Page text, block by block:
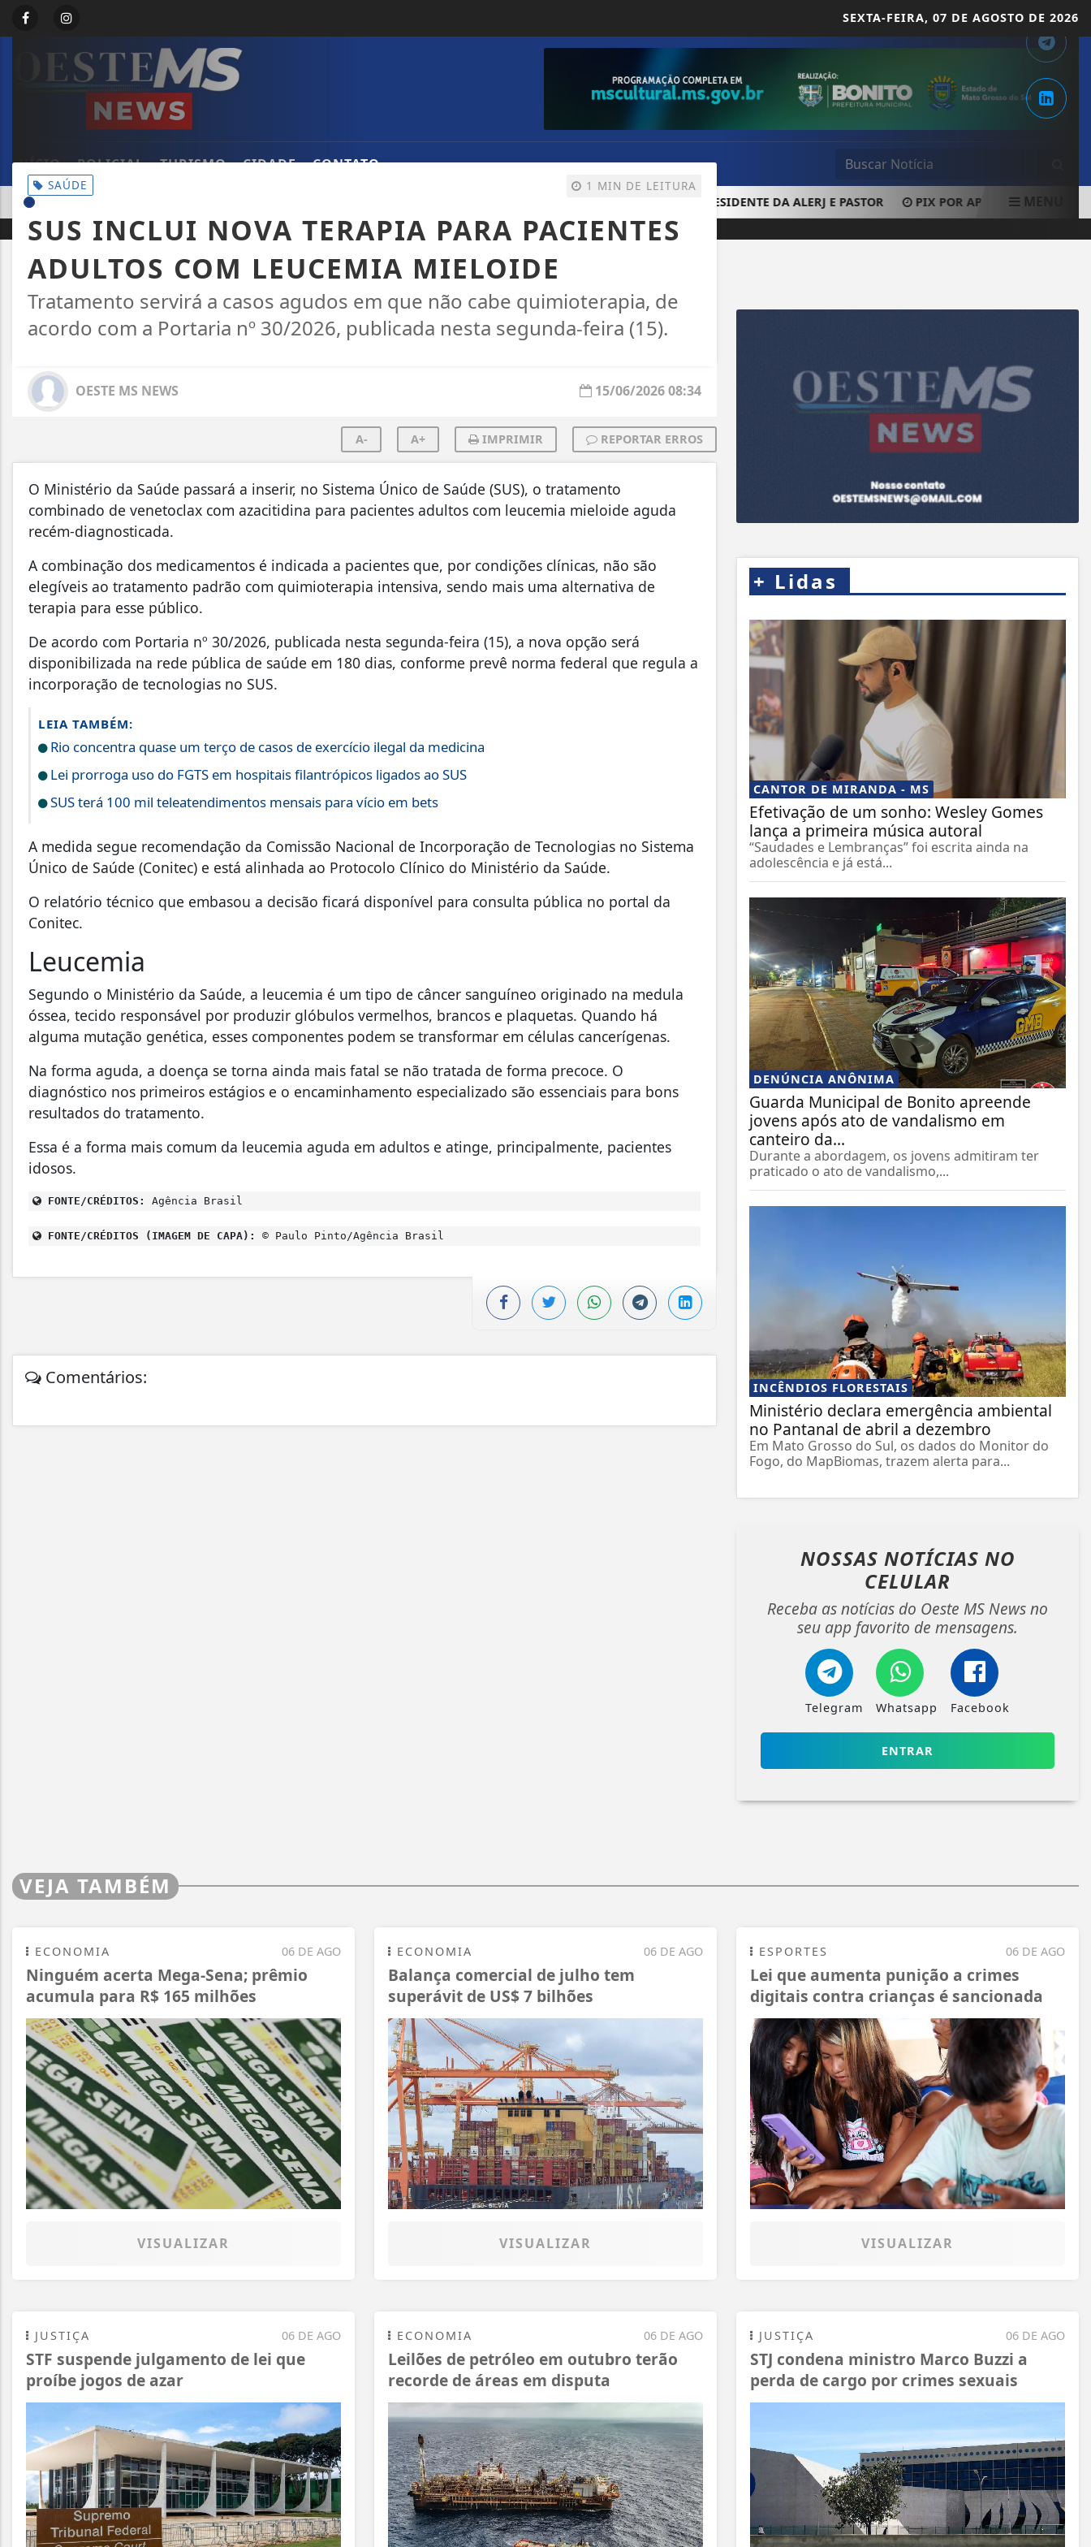
SEXTA-FEIRA, 07 DE AGOSTO DE 2026
INÍCIO POLICIAL TURISMO CIDADE CONTATO
DO PRAZO DE PRESCRIÇÃO NAS AÇÕES DE IMPROBIDADE OPERAÇÃO DA PF TEM PRISÃO DE BICHEIRO, EX-PRESIDENTE DA ALERJ E PASTOR PIX POR APROXIMAÇÃO PASSA
EM ALTA MENU
SAÚDE 1 MIN DE LEITURA
SUS INCLUI NOVA TERAPIA PARA PACIENTES
ADULTOS COM LEUCEMIA MIELOIDE
Tratamento servirá a casos agudos em que não cabe quimioterapia, de
acordo com a Portaria nº 30/2026, publicada nesta segunda-feira (15).
OESTE MS NEWS 15/06/2026 08:34
A- A+ IMPRIMIR REPORTAR ERROS
O Ministério da Saúde passará a inserir, no Sistema Único de Saúde (SUS), o tratamento
combinado de venetoclax com azacitidina para pacientes adultos com leucemia mieloide aguda
recém-diagnosticada.
A combinação dos medicamentos é indicada a pacientes que, por condições clínicas, não são
elegíveis ao tratamento padrão com quimioterapia intensiva, sendo mais uma alternativa de
terapia para esse público.
De acordo com Portaria nº 30/2026, publicada nesta segunda-feira (15), a nova opção será
disponibilizada na rede pública de saúde em 180 dias, conforme prevê norma federal que regula a
incorporação de tecnologias no SUS.
LEIA TAMBÉM:
Rio concentra quase um terço de casos de exercício ilegal da medicina
Lei prorroga uso do FGTS em hospitais filantrópicos ligados ao SUS
SUS terá 100 mil teleatendimentos mensais para vício em bets
A medida segue recomendação da Comissão Nacional de Incorporação de Tecnologias no Sistema
Único de Saúde (Conitec) e está alinhada ao Protocolo Clínico do Ministério da Saúde.
O relatório técnico que embasou a decisão ficará disponível para consulta pública no portal da
Conitec.
Leucemia
Segundo o Ministério da Saúde, a leucemia é um tipo de câncer sanguíneo originado na medula
óssea, tecido responsável por produzir glóbulos vermelhos, brancos e plaquetas. Quando há
alguma mutação genética, esses componentes podem se transformar em células cancerígenas.
Na forma aguda, a doença se torna ainda mais fatal se não tratada de forma precoce. O
diagnóstico nos primeiros estágios e o encaminhamento especializado são essenciais para bons
resultados do tratamento.
Essa é a forma mais comum da leucemia aguda em adultos e atinge, principalmente, pacientes
idosos.
FONTE/CRÉDITOS: Agência Brasil
FONTE/CRÉDITOS (IMAGEM DE CAPA): © Paulo Pinto/Agência Brasil
Comentários:
+ Lidas
CANTOR DE MIRANDA - MS
Efetivação de um sonho: Wesley Gomes
lança a primeira música autoral
“Saudades e Lembranças” foi escrita ainda na
adolescência e já está...
DENÚNCIA ANÔNIMA
Guarda Municipal de Bonito apreende
jovens após ato de vandalismo em
canteiro da...
Durante a abordagem, os jovens admitiram ter
praticado o ato de vandalismo,...
INCÊNDIOS FLORESTAIS
Ministério declara emergência ambiental
no Pantanal de abril a dezembro
Em Mato Grosso do Sul, os dados do Monitor do
Fogo, do MapBiomas, trazem alerta para...
NOSSAS NOTÍCIAS NO
CELULAR
Receba as notícias do Oeste MS News no
seu app favorito de mensagens.
Telegram Whatsapp Facebook
ENTRAR
VEJA TAMBÉM
06 DE AGO
ECONOMIA
Ninguém acerta Mega-Sena; prêmio
acumula para R$ 165 milhões
VISUALIZAR
06 DE AGO
ECONOMIA
Balança comercial de julho tem
superávit de US$ 7 bilhões
VISUALIZAR
06 DE AGO
ESPORTES
Lei que aumenta punição a crimes
digitais contra crianças é sancionada
VISUALIZAR
06 DE AGO
JUSTIÇA
STF suspende julgamento de lei que
proíbe jogos de azar
06 DE AGO
ECONOMIA
Leilões de petróleo em outubro terão
recorde de áreas em disputa
06 DE AGO
JUSTIÇA
STJ condena ministro Marco Buzzi a
perda de cargo por crimes sexuais